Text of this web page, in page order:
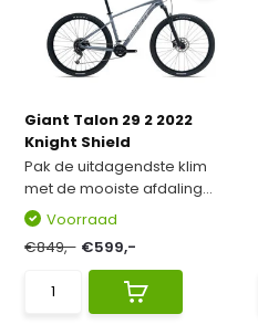
Giant Talon 29 2 2022
Knight Shield
Pak de uitdagendste klim
met de mooiste afdaling...
Voorraad
€849,- €599,-